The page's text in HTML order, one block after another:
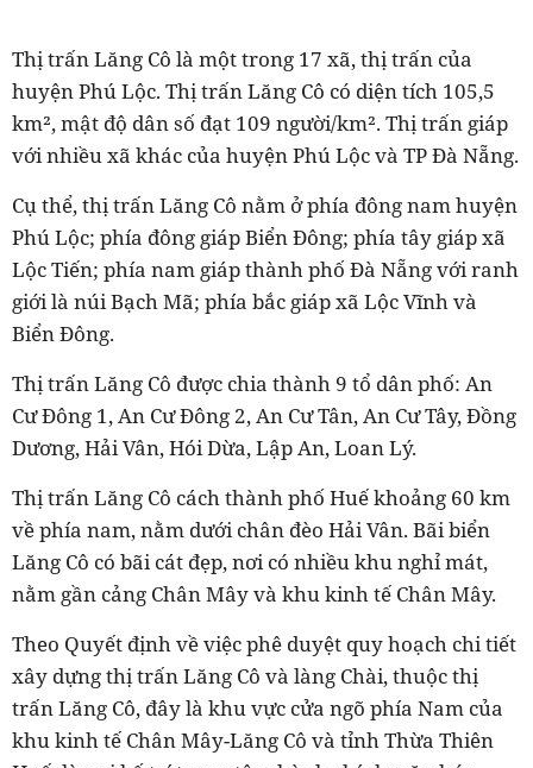
Thị trấn Lăng Cô là một trong 17 xã, thị trấn của
huyện Phú Lộc. Thị trấn Lăng Cô có diện tích 105,5
km², mật độ dân số đạt 109 người/km². Thị trấn giáp
với nhiều xã khác của huyện Phú Lộc và TP Đà Nẵng.
Cụ thể, thị trấn Lăng Cô nằm ở phía đông nam huyện
Phú Lộc; phía đông giáp Biển Đông; phía tây giáp xã
Lộc Tiến; phía nam giáp thành phố Đà Nẵng với ranh
giới là núi Bạch Mã; phía bắc giáp xã Lộc Vĩnh và
Biển Đông.
Thị trấn Lăng Cô được chia thành 9 tổ dân phố: An
Cư Đông 1, An Cư Đông 2, An Cư Tân, An Cư Tây, Đồng
Dương, Hải Vân, Hói Dừa, Lập An, Loan Lý.
Thị trấn Lăng Cô cách thành phố Huế khoảng 60 km
về phía nam, nằm dưới chân đèo Hải Vân. Bãi biển
Lăng Cô có bãi cát đẹp, nơi có nhiều khu nghỉ mát,
nằm gần cảng Chân Mây và khu kinh tế Chân Mây.
Theo Quyết định về việc phê duyệt quy hoạch chi tiết
xây dựng thị trấn Lăng Cô và làng Chài, thuộc thị
trấn Lăng Cô, đây là khu vực cửa ngõ phía Nam của
khu kinh tế Chân Mây-Lăng Cô và tỉnh Thừa Thiên